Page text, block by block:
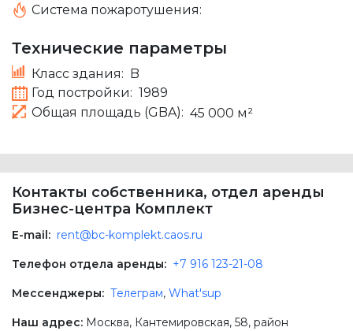
Система пожаротушения:
Технические параметры
Класс здания: B
Год постройки: 1989
Общая площадь (GBA): 45 000 м²
Контакты собственника, отдел аренды
Бизнес-центра Комплект
E-mail: rent@bc-komplekt.caos.ru
Телефон отдела аренды: +7 916 123-21-08
Мессенджеры: Телеграм, What'sup
Наш адрес: Москва, Кантемировская, 58, район